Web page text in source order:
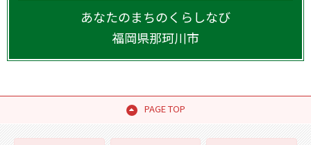
あなたのまちのくらしなび
福岡県那珂川市
PAGE TOP